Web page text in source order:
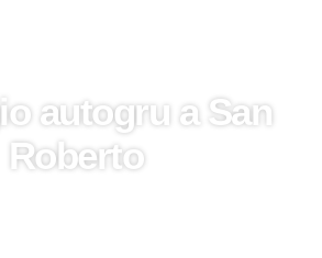
autogru a San
Roberto